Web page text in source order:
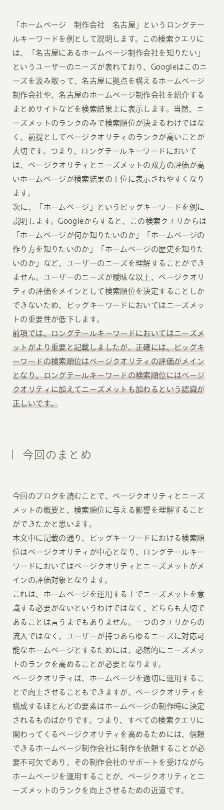
「ホームページ 制作会社 名古屋」というロングテー
ルキーワードを例として説明します。この検索クエリに
は、「名古屋にあるホームページ制作会社を知りたい」
というユーザーのニーズが表れており、Googleはこのニ
ーズを汲み取って、名古屋に拠点を構えるホームページ
制作会社や、名古屋のホームページ制作会社を紹介する
まとめサイトなどを検索結果上に表示します。当然、ニ
ーズメットのランクのみで検索順位が決まるわけではな
く、前提としてページクオリティのランクが高いことが
大切です。つまり、ロングテールキーワードにおいて
は、ページクオリティとニーズメットの双方の評価が高
いホームページが検索結果の上位に表示されやすくなり
ます。
次に、「ホームページ」というビッグキーワードを例に
説明します。Googleからすると、この検索クエリからは
「ホームページが何か知りたいのか」「ホームページの
作り方を知りたいのか」「ホームページの歴史を知りた
いのか」など、ユーザーのニーズを理解することができ
ません。ユーザーのニーズが曖昧な以上、ページクオリ
ティの評価をメインとして検索順位を決定することしか
できないため、ビッグキーワードにおいてはニーズメッ
トの重要性が低下します。
前項では、ロングテールキーワードにおいてはニーズメ
ットがより重要と記載しましたが、正確には、ビッグキ
ーワードの検索順位はページクオリティの評価がメイン
となり、ロングテールキーワードの検索順位にはページ
クオリティに加えてニーズメットも加わるという認識が
正しいです。
今回のまとめ
今回のブログを読むことで、ページクオリティとニーズ
メットの概要と、検索順位に与える影響を理解すること
ができたかと思います。
本文中に記載の通り、ビッグキーワードにおける検索順
位はページクオリティが中心となり、ロングテールキー
ワードにおいてはページクオリティとニーズメットがメ
インの評価対象となります。
これは、ホームページを運用する上でニーズメットを意
識する必要がないというわけではなく、どちらも大切で
あることは言うまでもありません。一つのクエリからの
流入ではなく、ユーザーが持つあらゆるニーズに対応可
能なホームページとするためには、必然的にニーズメッ
トのランクを高めることが必要となります。
ページクオリティは、ホームページを適切に運用するこ
とで向上させることもできますが、ページクオリティを
構成するほとんどの要素はホームページの制作時に決定
されるものばかりです。つまり、すべての検索クエリに
関わってくるページクオリティを高めるためには、信頼
できるホームページ制作会社に制作を依頼することが必
要不可欠であり、その制作会社のサポートを受けながら
ホームページを運用することが、ページクオリティとニ
ーズメットのランクを向上させるための近道です。